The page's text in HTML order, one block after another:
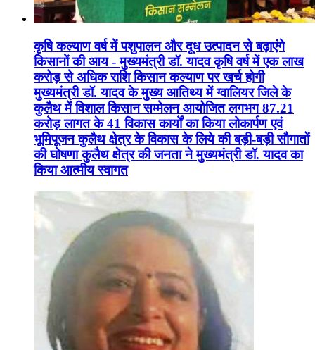
कृषि कल्याण वर्ष में पशुपालन और दूध उत्पादन से बढ़ाएंगे
किसानों की आय - मुख्यमंत्री डॉ. यादव कृषि वर्ष में एक लाख
करोड़ से अधिक राशि किसान कल्याण पर खर्च होगी
मुख्यमंत्री डॉ. यादव के मुख्य आतिथ्य में ग्वालियर जिले के
कुलैथ में विशाल किसान सम्मेलन आयोजित लगभग 87.21
करोड़ लागत के 41 विकास कार्यों का किया लोकार्पण एवं
भूमिपूजन कुलैथ क्षेत्र के विकास के लिये की बड़ी-बड़ी सौगातों
की घोषणा कुलैथ क्षेत्र की जनता ने मुख्यमंत्री डॉ. यादव का
किया आत्मीय स्वागत